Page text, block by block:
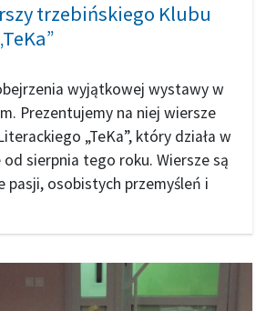
trzebińskiego Klubu
wyjątkowej wystawy w
Prezentujemy na niej wiersze
„TeKa”, który działa w
sierpnia tego roku. Wiersze są
pasji, osobistych przemyśleń i